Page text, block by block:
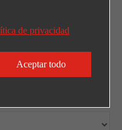
Economic Development
de privacidad
Aceptar todo